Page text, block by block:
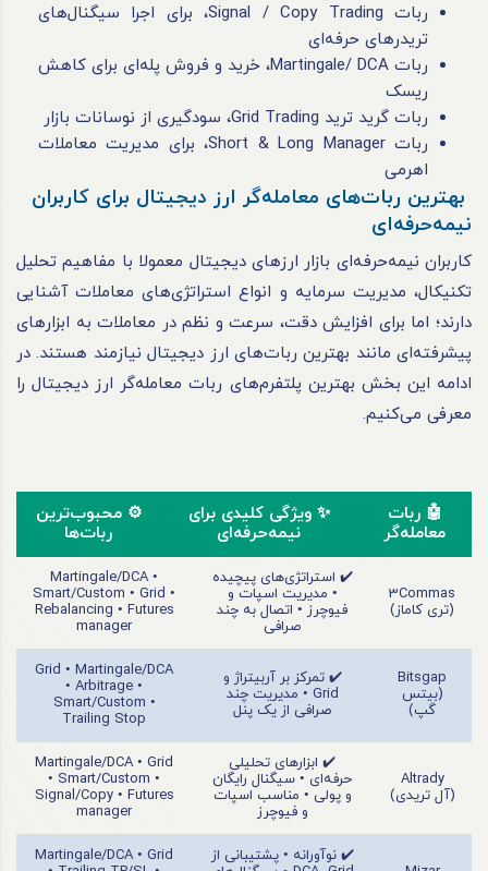
ربات Signal / Copy Trading، برای اجرا سیگنال‌های
تریدرهای حرفه‌ای
ربات Martingale/ DCA، خرید و فروش پله‌ای برای کاهش
ریسک
ربات گرید ترید Grid Trading، سودگیری از نوسانات بازار
ربات Short & Long Manager، برای مدیریت معاملات
اهرمی
بهترین ربات‌های معامله‌گر ارز دیجیتال برای کاربران
نیمه‌حرفه‌ای
کاربران نیمه‌حرفه‌ای بازار ارزهای دیجیتال معمولا با مفاهیم تحلیل
تکنیکال، مدیریت سرمایه و انواع استراتژی‌های معاملات آشنایی
دارند؛ اما برای افزایش دقت، سرعت و نظم در معاملات به ابزارهای
پیشرفته‌ای مانند بهترین ربات‌های ارز دیجیتال نیازمند هستند. در
ادامه این بخش بهترین پلتفرم‌های ربات معامله‌گر ارز دیجیتال را
معرفی می‌کنیم.
🤖 ربات
معامله‌گر
✨ ویژگی کلیدی برای
نیمه‌حرفه‌ای
⚙️ محبوب‌ترین
ربات‌ها
3Commas
(تری کاماز)
✔️ استراتژی‌های پیچیده
• مدیریت اسپات و
فیوچرز • اتصال به چند
صرافی
Martingale/DCA •
Smart/Custom • Grid •
Rebalancing • Futures
manager
Bitsgap
(بیتس
گپ)
✔️ تمرکز بر آربیتراژ و
Grid • مدیریت چند
صرافی از یک پنل
Grid • Martingale/DCA
• Arbitrage •
Smart/Custom •
Trailing Stop
Altrady
(آل تریدی)
✔️ ابزارهای تحلیلی
حرفه‌ای • سیگنال رایگان
و پولی • مناسب اسپات
و فیوچرز
Martingale/DCA • Grid
• Smart/Custom •
Signal/Copy • Futures
manager
✔️ نوآورانه • پشتیبانی از
Martingale/DCA • Grid